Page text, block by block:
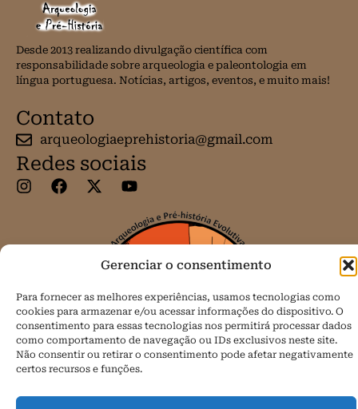
Gerenciar o consentimento
Para fornecer as melhores experiências, usamos tecnologias como
cookies para armazenar e/ou acessar informações do dispositivo. O
consentimento para essas tecnologias nos permitirá processar dados
como comportamento de navegação ou IDs exclusivos neste site.
Não consentir ou retirar o consentimento pode afetar negativamente
certos recursos e funções.
Desde 2013 realizando divulgação científica com
responsabilidade sobre arqueologia e paleontologia em
língua portuguesa. Notícias, artigos, eventos, e muito mais!
Contato
arqueologiaeprehistoria@gmail.com
Redes sociais